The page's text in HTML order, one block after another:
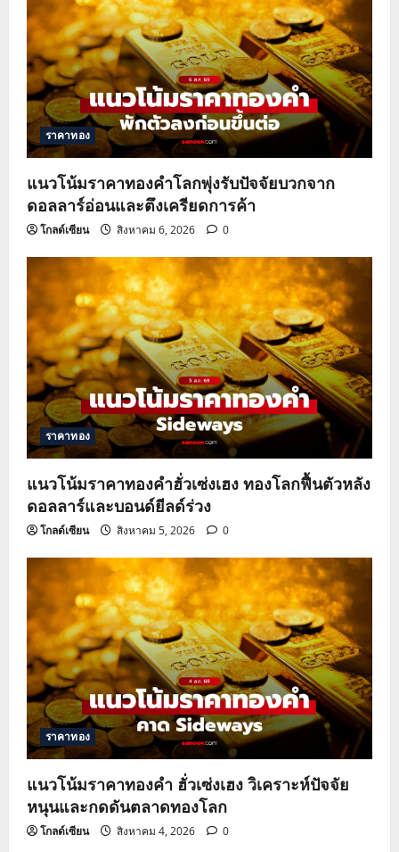
ราคาทอง
แนวโน้มราคาทองคำโลกพุ่งรับปัจจัยบวกจาก
ดอลลาร์อ่อนและตึงเครียดการค้า
โกลด์เซียน สิงหาคม 6, 2026 0
ราคาทอง
แนวโน้มราคาทองคำฮั่วเซ่งเฮง ทองโลกฟื้นตัวหลัง
ดอลลาร์และบอนด์ยีลด์ร่วง
โกลด์เซียน สิงหาคม 5, 2026 0
ราคาทอง
แนวโน้มราคาทองคำ ฮั่วเซ่งเฮง วิเคราะห์ปัจจัย
หนุนและกดดันตลาดทองโลก
โกลด์เซียน สิงหาคม 4, 2026 0